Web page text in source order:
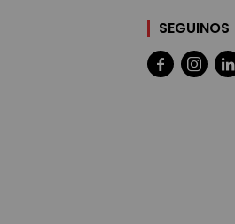
SEGUINOS
  